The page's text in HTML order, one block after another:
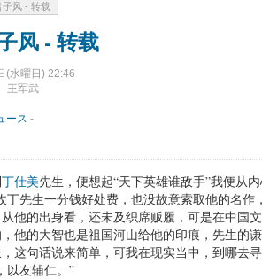
风 - 转载
风 - 转载
(水曜日) 22:46
王军武
ース -
丁仕美先生，便想起“天下英雄谁敌手”我便从
丁先生一分钱好处费，也没故意索取他的名
他的出身看，还未及织席贩履，可是在中国
他的大智也是祖国河山给他的印痕，先生的
这句话说来简单，可我在现实当中，到哪去
以友辅仁。”